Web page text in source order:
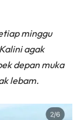
minggu
agak
depan muka
lebam.